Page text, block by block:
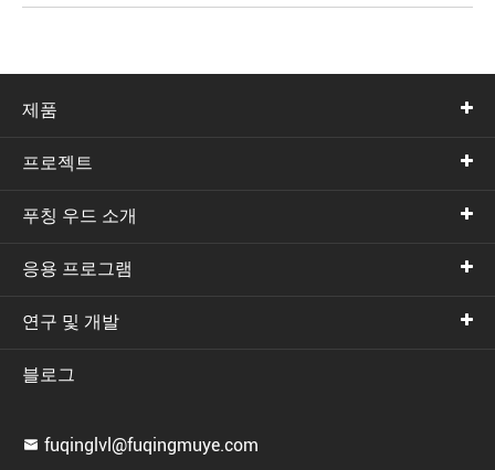
제품
프로젝트
푸칭 우드 소개
응용 프로그램
연구 및 개발
블로그
 fuqinglvl@fuqingmuye.com